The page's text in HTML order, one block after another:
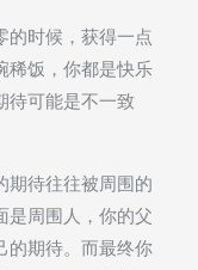
的时候，获得一点
稀饭，你都是快乐
待可能是不一致
期待往往被周围的
是周围人，你的父
的期待。而最终你